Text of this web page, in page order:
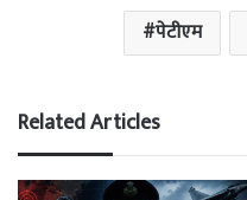
पेटीएम
Related Articles